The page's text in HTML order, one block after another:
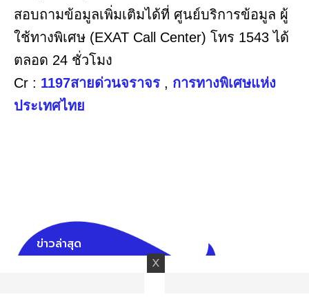
สอบถามข้อมูลเพิ่มเติมได้ที่ ศูนย์บริการข้อมูล ผู้
ใช้ทางพิเศษ (EXAT Call Center) โทร 1543 ได้
ตลอด 24 ชั่วโมง
Cr : 1197สายด่วนจราจร , การทางพิเศษแห่ง
ประเทศไทย
ข่าวล่าสุด